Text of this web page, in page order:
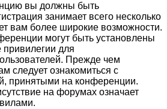
вы должны быть
занимает всего несколько
вам более широкие возможности.
могут быть установлены
для
Прежде чем
следует ознакомиться с
принятыми на конференции.
на форумах означает